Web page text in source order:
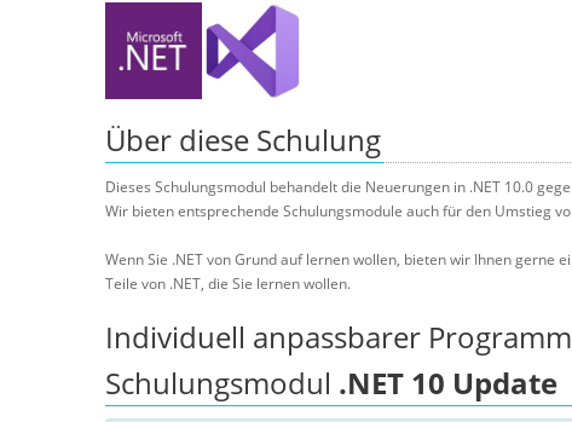
Über diese Schulung
Dieses Schulungsmodul behandelt die Neuerungen in .NET 10.0
Wir bieten entsprechende Schulungsmodule auch für den Umstieg
Wenn Sie .NET von Grund auf lernen wollen, bieten wir Ihnen gerne
Teile von .NET, die Sie lernen wollen.
Individuell anpassbarer
Schulungsmodul .NET 10 Update